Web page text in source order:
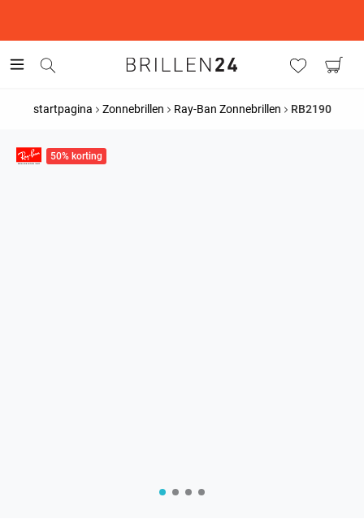
startpagina Zonnebrillen Ray-Ban Zonnebrillen RB2190
50% korting